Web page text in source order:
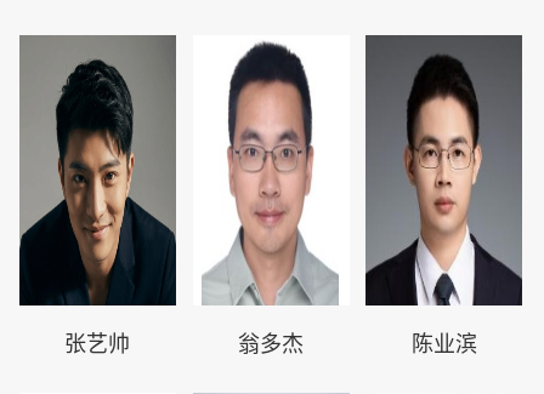
张艺帅 翁多杰 陈业滨